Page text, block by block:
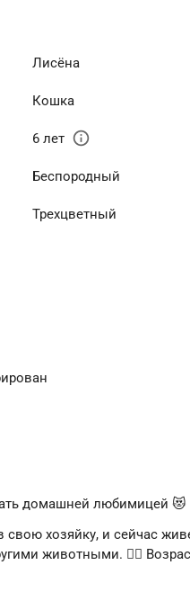
Лисёна
Кошка
6 лет info
Беспородный
Трехцветный
домашней любимицей 😻
свою хозяйку, и сейчас
животными. 👍🏻